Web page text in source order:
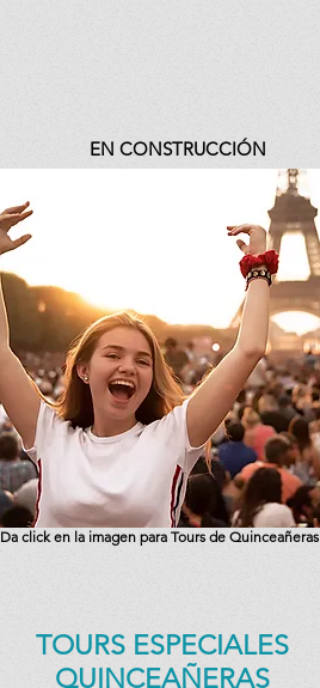
EN CONSTRUCCIÓN
Da click en la imagen para Tours de Quinceañeras
TOURS ESPECIALES
QUINCEAÑERAS